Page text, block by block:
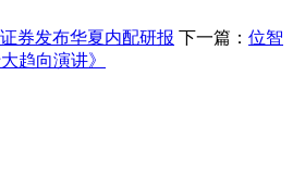
券发布华夏内配研报 下一篇： 位智
趋向演讲》